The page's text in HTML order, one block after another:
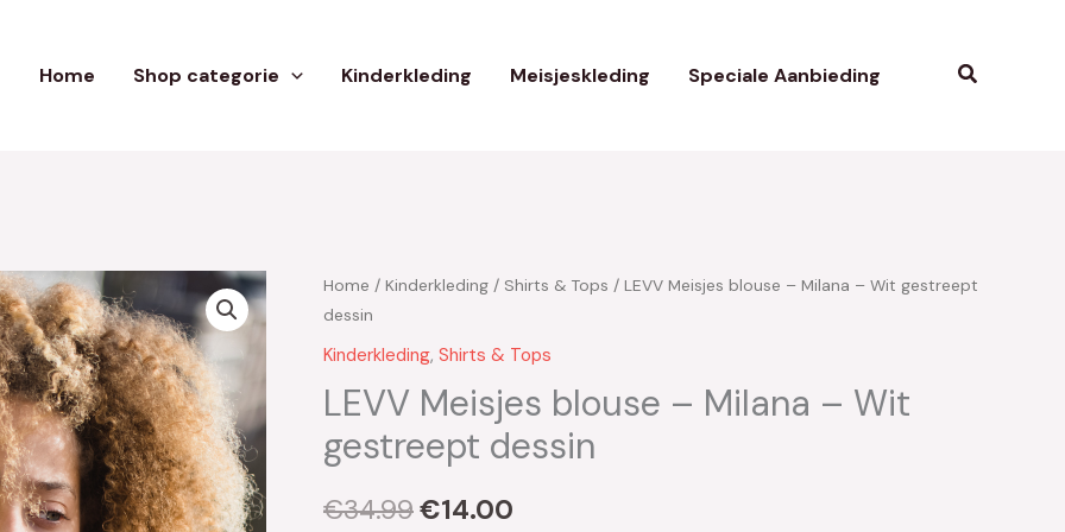
Home Shop categorie Kinderkleding Meisjeskleding Speciale Aanbieding Zoeken
Home / Kinderkleding / Shirts & Tops / LEVV Meisjes blouse – Milana – Wit gestreept
dessin
Kinderkleding, Shirts & Tops
LEVV Meisjes blouse – Milana – Wit
gestreept dessin
€34.99
Oorspronkelijke
prijs
was:
€34.99.
€14.00
Huidige
prijs
is:
€14.00.